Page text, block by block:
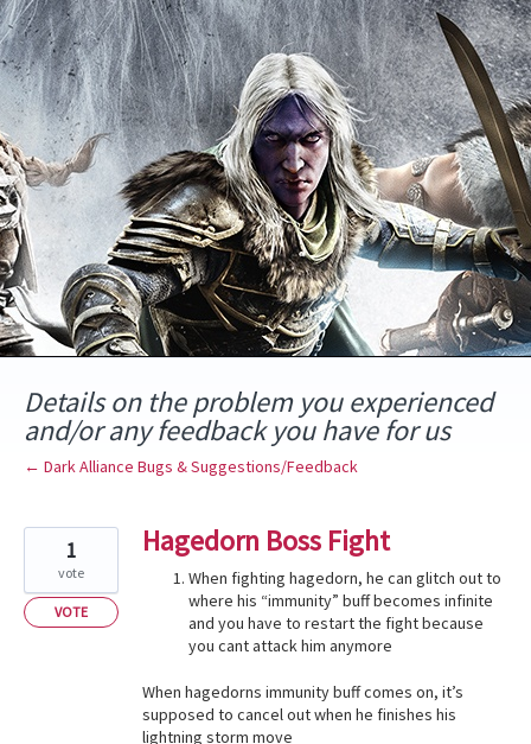
Skip
to
content
Details on the problem you experienced
and/or any feedback you have for us
← Dark Alliance Bugs & Suggestions/Feedback
Hagedorn Boss Fight
When fighting hagedorn, he can glitch out to
where his “immunity” buff becomes infinite
and you have to restart the fight because
you cant attack him anymore
When hagedorns immunity buff comes on, it’s
supposed to cancel out when he finishes his
lightning storm move
1
vote
VOTE